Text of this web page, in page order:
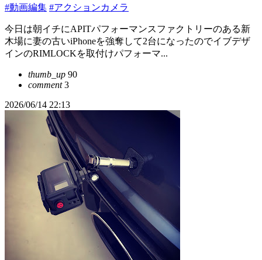
#動画編集 #アクションカメラ
今日は朝イチにAPITパフォーマンスファクトリーのある新
木場に妻の古いiPhoneを強奪して2台になったのでイブデザ
インのRIMLOCKを取付けパフォーマ...
thumb_up 90
comment3
2026/06/14 22:13